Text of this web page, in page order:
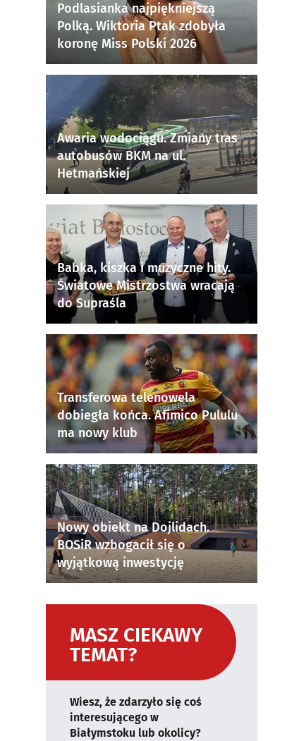
Podlasianka najpiękniejszą
Polką. Wiktoria Ptak zdobyła
koronę Miss Polski 2026
Awaria wodociągu. Zmiany tras
autobusów BKM na ul.
Hetmańskiej
Babka, kiszka i muzyczne hity.
Światowe Mistrzostwa wracają
do Supraśla
Transferowa telenowela
dobiegła końca. Afimico Pululu
ma nowy klub
Nowy obiekt na Dojlidach.
BOSiR wzbogacił się o
wyjątkową inwestycję
MASZ CIEKAWY
TEMAT?
Wiesz, że zdarzyło się coś
interesującego w
Białymstoku lub okolicy?